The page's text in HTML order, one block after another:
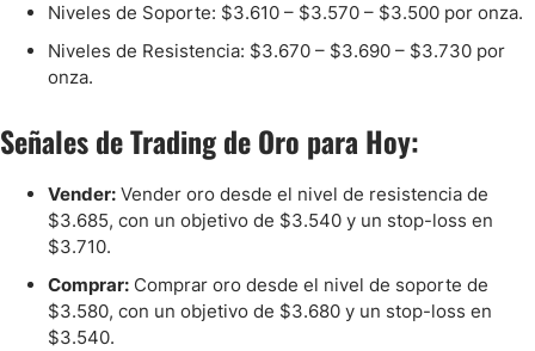
Niveles de Soporte: $3.610 – $3.570 – $3.500 por onza.
Niveles de Resistencia: $3.670 – $3.690 – $3.730 por
onza.
Señales de Trading de Oro para Hoy:
Vender: Vender oro desde el nivel de resistencia de
$3.685, con un objetivo de $3.540 y un stop-loss en
$3.710.
Comprar: Comprar oro desde el nivel de soporte de
$3.580, con un objetivo de $3.680 y un stop-loss en
$3.540.